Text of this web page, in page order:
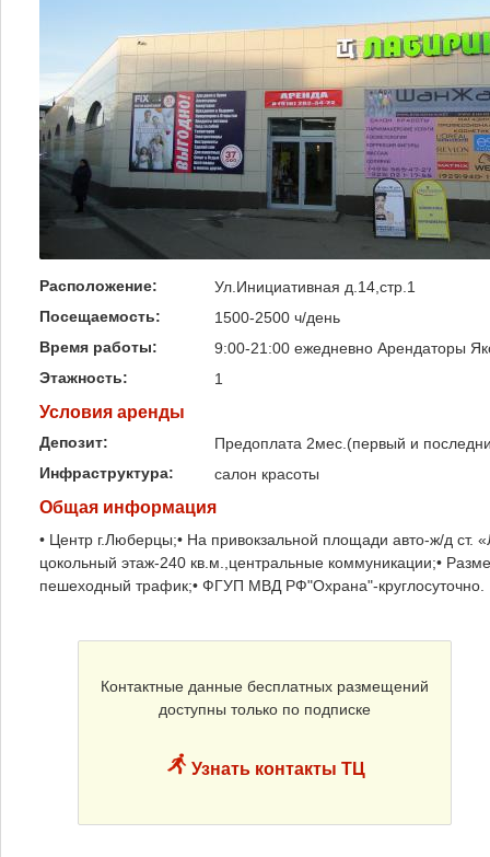
Расположение:
Ул.Инициативная д.14,стр.1
Посещаемость:
1500-2500 ч/день
Время работы:
9:00-21:00 ежедневно Арендаторы
Этажность:
1
Условия аренды
Депозит:
Предоплата 2мес.(первый и
Инфраструктура:
салон красоты
Общая информация
• Центр г.Люберцы;• На привокзальной площади авто-ж/д
цокольный этаж-240 кв.м.,центральные коммуникации;•
пешеходный трафик;• ФГУП МВД РФ"Охрана"-круглосуточно.
Контактные данные бесплатных размещений
доступны только по подписке
Узнать контакты ТЦ